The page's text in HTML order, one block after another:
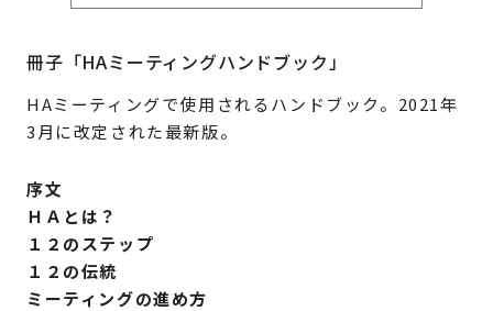
冊子「HAミーティングハンドブック」
HAミーティングで使用されるハンドブック。2021年
3月に改定された最新版。
序文
ＨＡとは？
１２のステップ
１２の伝統
ミーティングの進め方